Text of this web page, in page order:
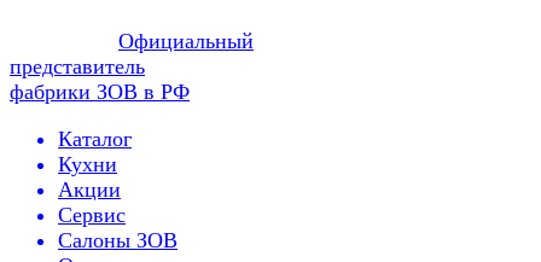
Официальный
представитель
фабрики ЗОВ в РФ
Каталог
Кухни
Акции
Сервис
Салоны ЗОВ